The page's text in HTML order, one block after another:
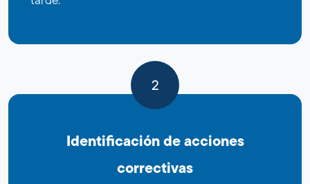
2
Identificación de acciones
correctivas